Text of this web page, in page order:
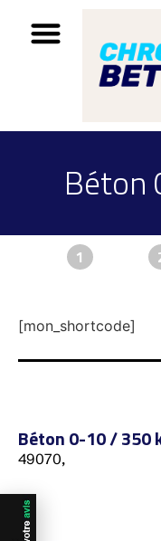
Béton
1
[mon_shortcode]
Béton 0-10 / 350
49070,